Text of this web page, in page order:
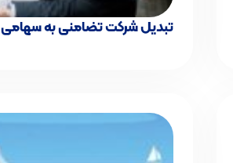
تبدیل شرکت تضامنی به سهامی